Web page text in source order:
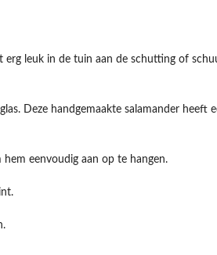
erg leuk in de tuin aan de schutting of
Deze handgemaakte salamander heeft
eenvoudig aan op te hangen.